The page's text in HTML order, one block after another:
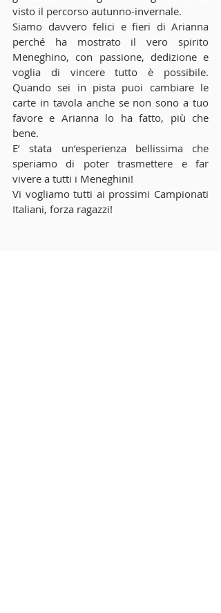
visto il percorso autunno-invernale.
Siamo davvero felici e fieri di Arianna
perché ha mostrato il vero spirito
Meneghino, con passione, dedizione e
voglia di vincere tutto è possibile.
Quando sei in pista puoi cambiare le
carte in tavola anche se non sono a tuo
favore e Arianna lo ha fatto, più che
bene.
E’ stata un’esperienza bellissima che
speriamo di poter trasmettere e far
vivere a tutti i Meneghini!
Vi vogliamo tutti ai prossimi Campionati
Italiani, forza ragazzi!